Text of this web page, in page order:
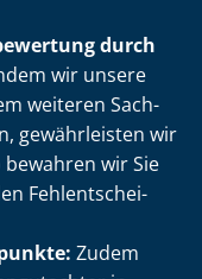
durch
wir unsere
weiteren Sach­
gewährleisten wir
wir Sie
Fehl­ent­schei­
Zudem